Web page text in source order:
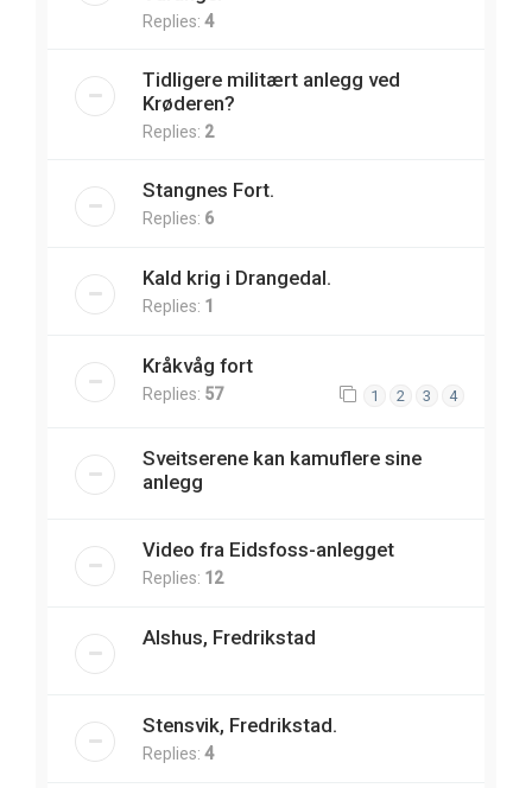
Replies: 4
Tidligere militært anlegg ved
Krøderen?
Replies: 2
Stangnes Fort.
Replies: 6
Kald krig i Drangedal.
Replies: 1
Kråkvåg fort
Replies: 57 1 2 3 4
Sveitserene kan kamuflere sine
anlegg
Video fra Eidsfoss-anlegget
Replies: 12
Alshus, Fredrikstad
Stensvik, Fredrikstad.
Replies: 4